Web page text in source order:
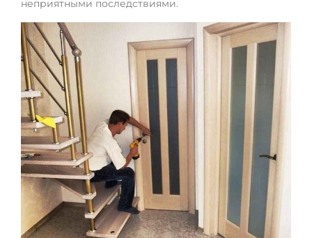
неприятными последствиями.